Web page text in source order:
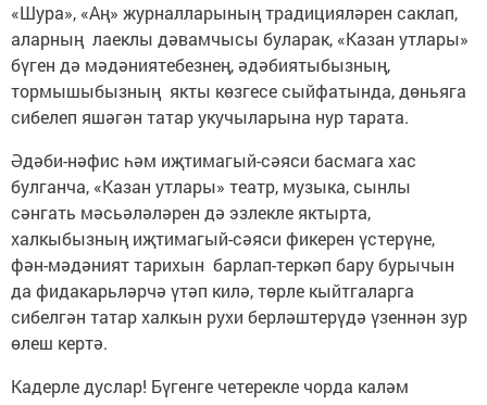
«Шура», «Аң» журналларының традицияләрен саклап,
аларның лаеклы дәвамчысы буларак, «Казан утлары»
бүген дә мәдәниятебезнең, әдәбиятыбызның,
тормышыбызның якты көзгесе сыйфатында, дөньяга
сибелеп яшәгән татар укучыларына нур тарата.
Әдәби-нәфис һәм иҗтимагый-сәяси басмага хас
булганча, «Казан утлары» театр, музыка, сынлы
сәнгать мәсьәләләрен дә эзлекле яктырта,
халкыбызның иҗтимагый-сәяси фикерен үстерүне,
фән-мәдәният тарихын барлап-теркәп бару бурычын
да фидакарьләрчә үтәп килә, төрле кыйтгаларга
сибелгән татар халкын рухи берләштерүдә үзеннән зур
өлеш кертә.
Кадерле дуслар! Бүгенге четерекле чорда каләм